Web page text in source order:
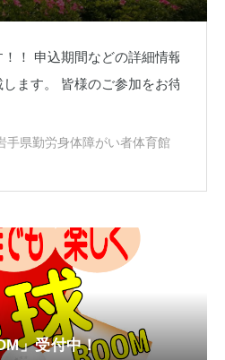
！ 申込期間などの詳細情報につ
ます。 皆様のご参加をお待ちし
県勤労身体障がい者体育館
」受付中！